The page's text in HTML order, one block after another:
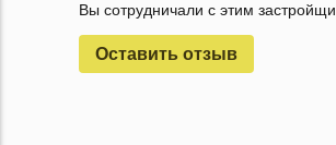
Вы сотрудничали с этим
Оставить отзыв